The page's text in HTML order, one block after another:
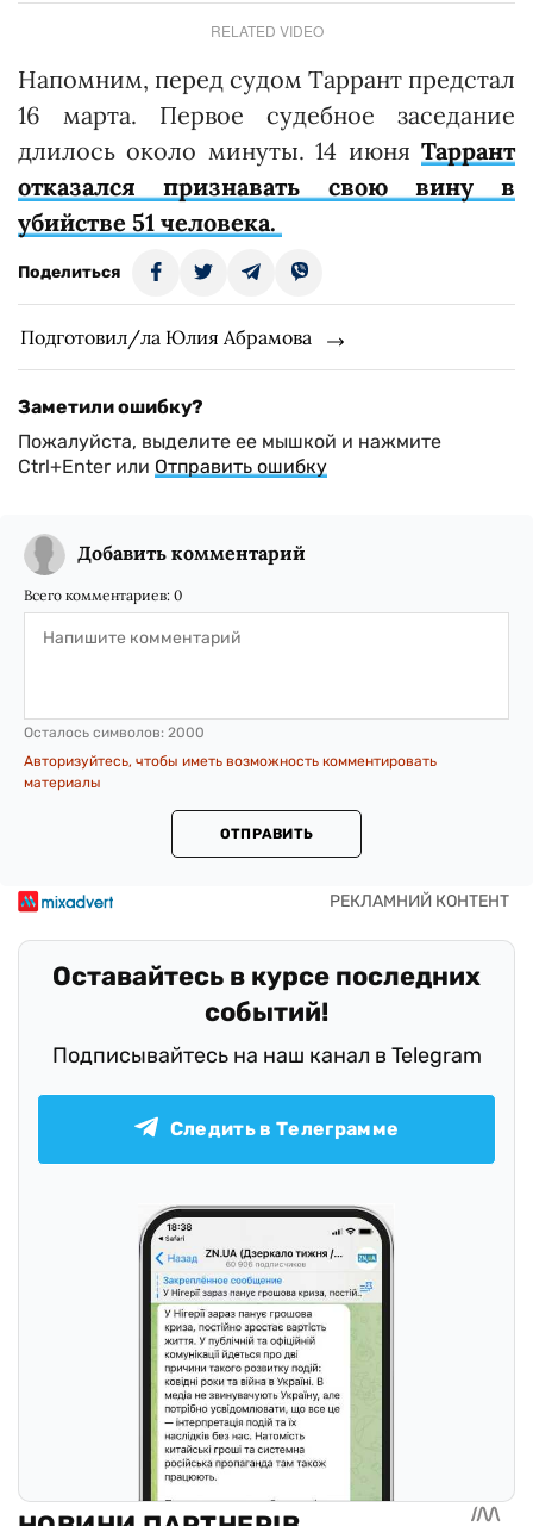
RELATED VIDEO
Напомним, перед судом Таррант предстал
16 марта. Первое судебное заседание
длилось около минуты. 14 июня Таррант
отказался признавать свою вину в
убийстве 51 человека.
Поделиться
Подготовил/ла Юлия Абрамова
Заметили ошибку?
Пожалуйста, выделите ее мышкой и нажмите
Ctrl+Enter или Отправить ошибку
Добавить комментарий
Всего комментариев: 0
Осталось символов: 2000
Авторизуйтесь, чтобы иметь возможность комментировать
материалы
ОТПРАВИТЬ
Оставайтесь в курсе последних
событий!
Подписывайтесь на наш канал в Telegram
Следить в Телеграмме